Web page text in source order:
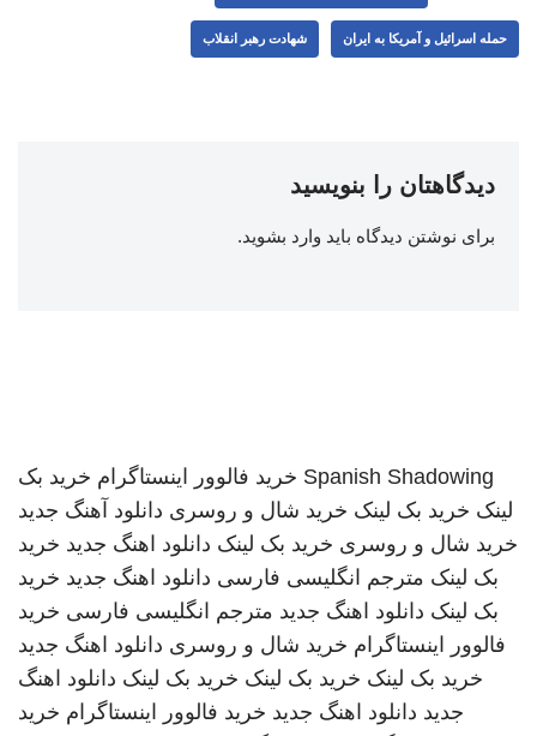
حمله اسرائیل و آمریکا به ایران شهادت رهبر انقلاب
دیدگاهتان را بنویسید
برای نوشتن دیدگاه باید وارد بشوید.
Spanish Shadowing خرید فالوور اینستاگرام خرید بک
لینک خرید بک لینک خرید شال و روسری دانلود آهنگ جدید
خرید شال و روسری خرید بک لینک دانلود اهنگ جدید خرید
بک لینک مترجم انگلیسی فارسی دانلود اهنگ جدید خرید
بک لینک دانلود اهنگ جدید مترجم انگلیسی فارسی خرید
فالوور اینستاگرام خرید شال و روسری دانلود اهنگ جدید
خرید بک لینک خرید بک لینک خرید بک لینک دانلود اهنگ
جدید دانلود اهنگ جدید خرید فالوور اینستاگرام خرید